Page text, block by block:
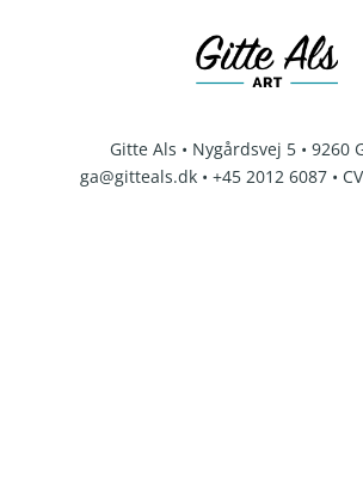
Gitte Als • Nygårdsvej 5 • 9260
ga@gitteals.dk • +45 2012 6087 •